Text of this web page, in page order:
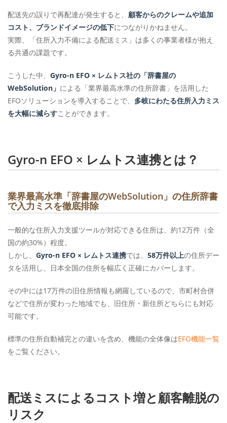
配送先の誤りで再配達が発生すると、 顧客からのクレームや追加
コスト、ブランドイメージの低下につながりかねません。
実際、「住所入力不備による配送ミス」は多くの事業者様が抱え
る共通の課題です。
こうした中、 Gyro-n EFO × レムトス社の「辞書屋の
WebSolution」 による「業界最高水準の住所辞書」を活用した
EFOソリューションを導入することで、 多岐にわたる住所入力ミス
を大幅に減らすことができます。
Gyro-n EFO × レムトス連携とは？
業界最高水準「辞書屋のWebSolution」の住所辞書
で入力ミスを徹底排除
一般的な住所入力支援ツールが対応できる住所は、約12万件（全
国の約30%）程度。
しかし、 Gyro-n EFO × レムトス連携では、 58万件以上の住所デー
タを活用し、日本全国の住所を幅広く正確にカバーします。
その中には17万件の旧住所情報も網羅しているので、市町村合併
などで住所が変わった地域でも、旧住所・新住所どちらにも対応
可能です。
標準の住所自動補完との違いを含め、機能の全体像はEFO機能一覧
をご覧ください。
配送ミスによるコスト増と顧客離脱の
リスク